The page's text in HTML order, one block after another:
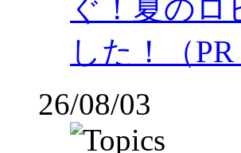
ぐ！夏のロ
した！（
26/08/03